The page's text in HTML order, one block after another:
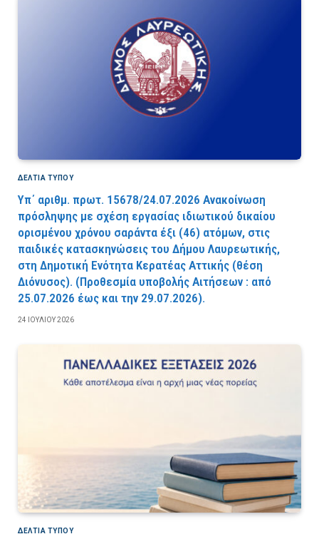
ΔΕΛΤΙΑ ΤΥΠΟΥ
Υπ΄ αριθμ. πρωτ. 15678/24.07.2026 Ανακοίνωση
πρόσληψης με σχέση εργασίας ιδιωτικού δικαίου
ορισμένου χρόνου σαράντα έξι (46) ατόμων, στις
παιδικές κατασκηνώσεις του Δήμου Λαυρεωτικής,
στη Δημοτική Ενότητα Κερατέας Αττικής (θέση
Διόνυσος). (Προθεσμία υποβολής Αιτήσεων : από
25.07.2026 έως και την 29.07.2026).
24 ΙΟΥΛΊΟΥ 2026
ΔΕΛΤΙΑ ΤΥΠΟΥ